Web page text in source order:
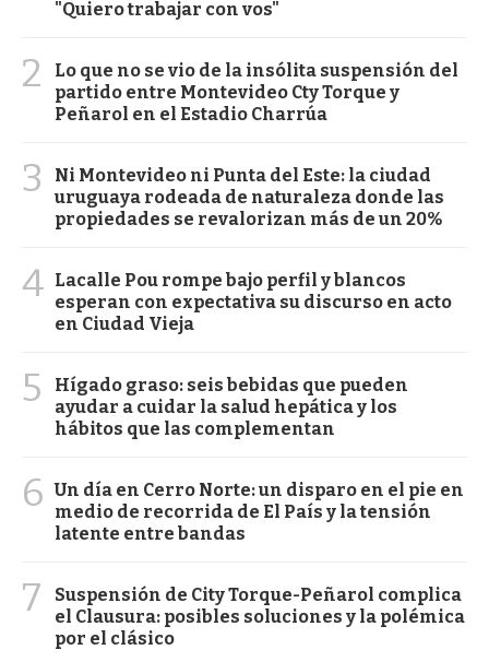
"Quiero trabajar con vos"
2
Lo que no se vio de la insólita suspensión del
partido entre Montevideo Cty Torque y
Peñarol en el Estadio Charrúa
3
Ni Montevideo ni Punta del Este: la ciudad
uruguaya rodeada de naturaleza donde las
propiedades se revalorizan más de un 20%
4 Lacalle Pou rompe bajo perfil y blancos
esperan con expectativa su discurso en acto
en Ciudad Vieja
5
Hígado graso: seis bebidas que pueden
ayudar a cuidar la salud hepática y los
hábitos que las complementan
6 Un día en Cerro Norte: un disparo en el pie en
medio de recorrida de El País y la tensión
latente entre bandas
7
Suspensión de City Torque-Peñarol complica
el Clausura: posibles soluciones y la polémica
por el clásico